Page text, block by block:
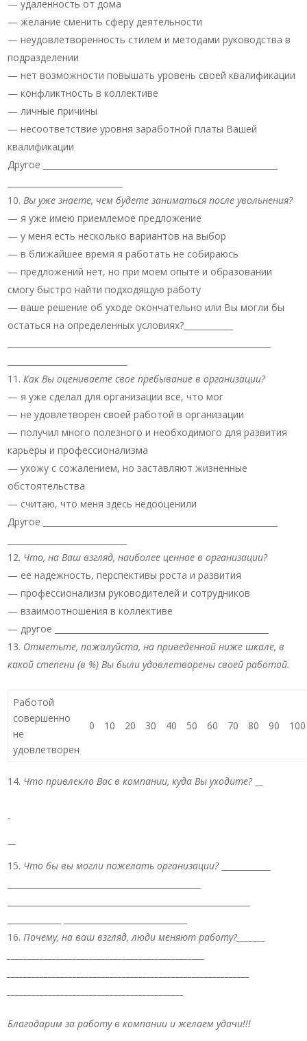
— удаленность от дома
— желание сменить сферу деятельности
— неудовлетворенность стилем и методами руководства в
подразделении
— нет возможности повышать уровень своей квалификации
— конфликтность в коллективе
— личные причины
— несоответствие уровня заработной платы Вашей
квалификации
Другое _________________________________________________________
Вы уже знаете, чем будете заниматься после увольнения?
— я уже имею приемлемое предложение
— у меня есть несколько вариантов на выбор
— в ближайшее время я работать не собираюсь
— предложений нет, но при моем опыте и образовании
смогу быстро найти подходящую работу
— ваше решение об уходе окончательно или Вы могли бы
остаться на определенных условиях?____________
Как Вы оцениваете свое пребывание в организации?
— я уже сделал для организации все, что мог
— не удовлетворен своей работой в организации
— получил много полезного и необходимого для развития
карьеры и профессионализма
— ухожу с сожалением, но заставляют жизненные
обстоятельства
— считаю, что меня здесь недооценили
Другое _________________________________________________________
Что, на Ваш взгляд, наиболее ценное в организации?
— ее надежность, перспективы роста и развития
— профессионализм руководителей и сотрудников
— взаимоотношения в коллективе
— другое ____________________________________________________
Отметьте, пожалуйста, на приведенной ниже шкале, в
какой степени (в %) Вы были удовлетворены своей работой.
Работой
совершенно
не
удовлетворен
0 10 20 30 40 50 60 70 80 90 100
Что привлекло Вас в компании, куда Вы уходите?
Что бы вы могли пожелать организации?____________
Почему, на ваш взгляд, люди меняют работу?_______
Благодарим за работу в компании и желаем удачи!!!